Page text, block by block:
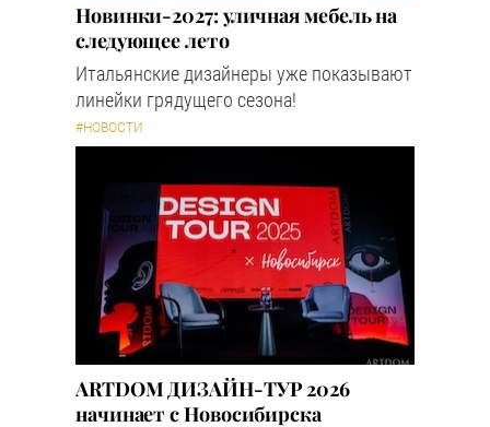
Новинки-2027: уличная мебель на
следующее лето
Итальянские дизайнеры уже показывают
линейки грядущего сезона!
#НОВОСТИ
ARTDOM ДИЗАЙН-ТУР 2026
начинает с Новосибирска